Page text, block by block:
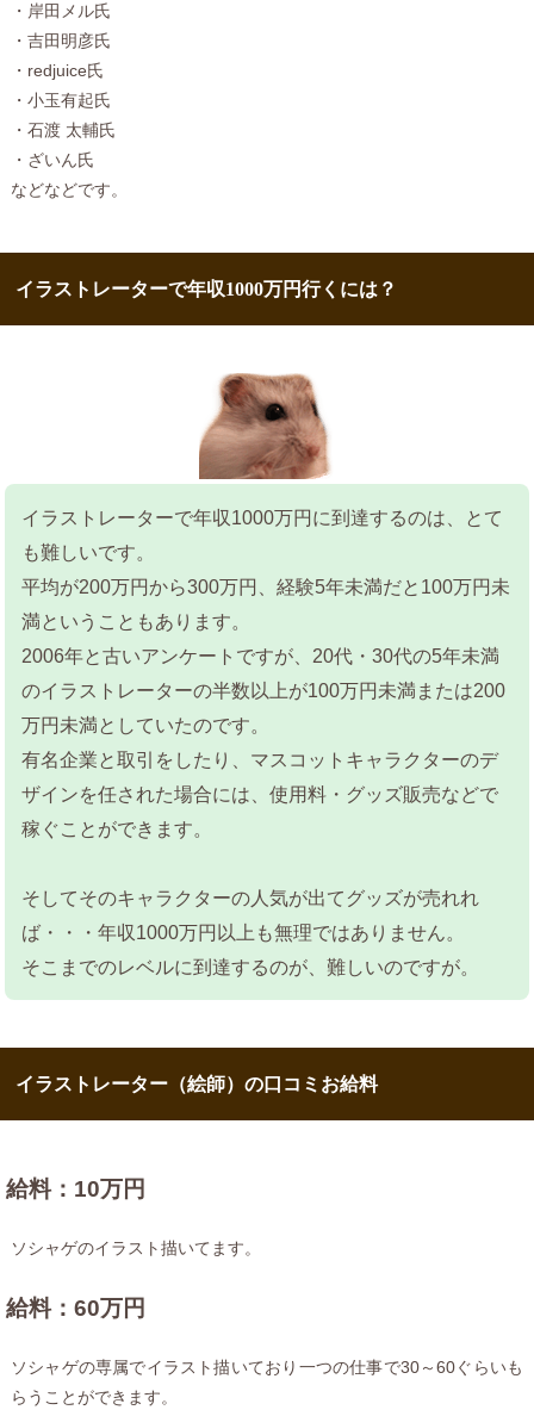
・岸田メル氏
・吉田明彦氏
・redjuice氏
・小玉有起氏
・石渡 太輔氏
・ざいん氏
などなどです。
イラストレーターで年収1000万円行くには？
イラストレーターで年収1000万円に到達するのは、とて
も難しいです。
平均が200万円から300万円、経験5年未満だと100万円未
満ということもあります。
2006年と古いアンケートですが、20代・30代の5年未満
のイラストレーターの半数以上が100万円未満または200
万円未満としていたのです。
有名企業と取引をしたり、マスコットキャラクターのデ
ザインを任された場合には、使用料・グッズ販売などで
稼ぐことができます。
そしてそのキャラクターの人気が出てグッズが売れれ
ば・・・年収1000万円以上も無理ではありません。
そこまでのレベルに到達するのが、難しいのですが。
イラストレーター（絵師）の口コミお給料
給料：10万円
ソシャゲのイラスト描いてます。
給料：60万円
ソシャゲの専属でイラスト描いており一つの仕事で30～60ぐらいも
らうことができます。